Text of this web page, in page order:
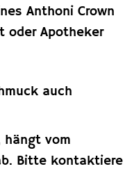
Anthoni Crown
oder Apotheker
auch
hängt vom
Bitte kontaktiere